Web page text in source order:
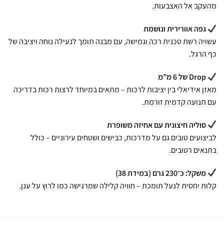
מהעקב אל האצבעות.
גפה אוורירית ונושמת
עשויה רשת טכנית רכה וגמישה, עם מבנה תומך לנעילה נוחה ויציבה של
כף הרגל.
Drop של 6 מ”מ
מאזן אידיאלי בין יציבות לרכות – מתאים במיוחד לרצות רכות בדריכה
עם תנועה קדמית זורמת.
סוליה חיצונית עם אחיזה משופרת
לביצועים טובים גם על מדרכות, כבישים ושטחים עירוניים – כולל
בתנאים רטובים.
משקל: כ־230 גרם (במידת 38)
קלות יחסית לנעל תומכת – חוויה קלילה שמרגישה כמו לרוץ על ענן.